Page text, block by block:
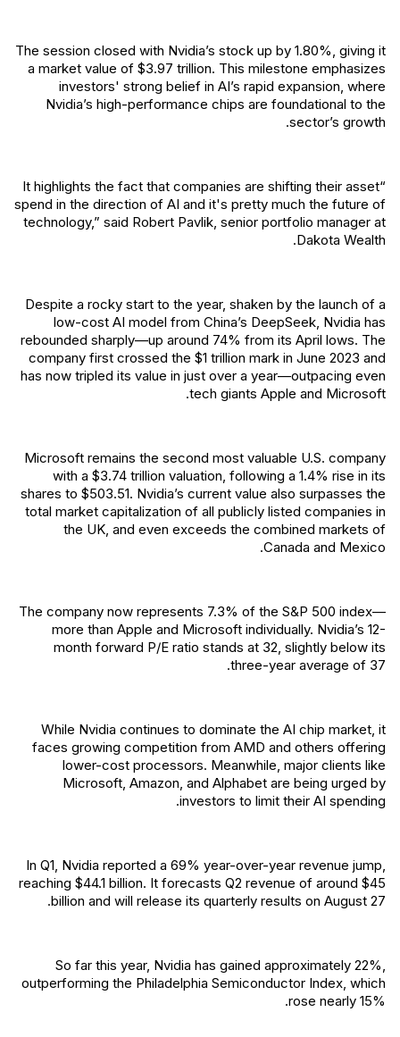
The session closed with Nvidia’s stock up by 1.80%, giving it
a market value of $3.97 trillion. This milestone emphasizes
investors' strong belief in AI’s rapid expansion, where
Nvidia’s high-performance chips are foundational to the
sector’s growth.
“It highlights the fact that companies are shifting their asset
spend in the direction of AI and it's pretty much the future of
technology,” said Robert Pavlik, senior portfolio manager at
Dakota Wealth.
Despite a rocky start to the year, shaken by the launch of a
low-cost AI model from China’s DeepSeek, Nvidia has
rebounded sharply—up around 74% from its April lows. The
company first crossed the $1 trillion mark in June 2023 and
has now tripled its value in just over a year—outpacing even
tech giants Apple and Microsoft.
Microsoft remains the second most valuable U.S. company
with a $3.74 trillion valuation, following a 1.4% rise in its
shares to $503.51. Nvidia’s current value also surpasses the
total market capitalization of all publicly listed companies in
the UK, and even exceeds the combined markets of
Canada and Mexico.
The company now represents 7.3% of the S&P 500 index—
more than Apple and Microsoft individually. Nvidia’s 12-
month forward P/E ratio stands at 32, slightly below its
three-year average of 37.
While Nvidia continues to dominate the AI chip market, it
faces growing competition from AMD and others offering
lower-cost processors. Meanwhile, major clients like
Microsoft, Amazon, and Alphabet are being urged by
investors to limit their AI spending.
In Q1, Nvidia reported a 69% year-over-year revenue jump,
reaching $44.1 billion. It forecasts Q2 revenue of around $45
billion and will release its quarterly results on August 27.
So far this year, Nvidia has gained approximately 22%,
outperforming the Philadelphia Semiconductor Index, which
rose nearly 15%.